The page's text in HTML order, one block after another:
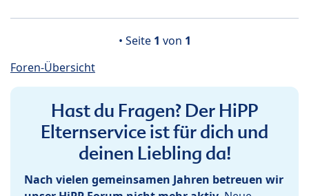
• Seite 1 von 1
Foren-Übersicht
Hast du Fragen? Der HiPP
Elternservice ist für dich und
deinen Liebling da!
Nach vielen gemeinsamen Jahren betreuen wir